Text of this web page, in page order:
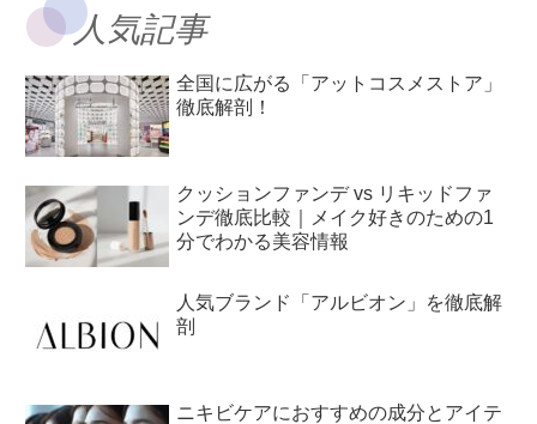
人気記事
全国に広がる「アットコスメストア」
徹底解剖！
クッションファンデ vs リキッドファ
ンデ徹底比較｜メイク好きのための1
分でわかる美容情報
人気ブランド「アルビオン」を徹底解
剖
ニキビケアにおすすめの成分とアイテ